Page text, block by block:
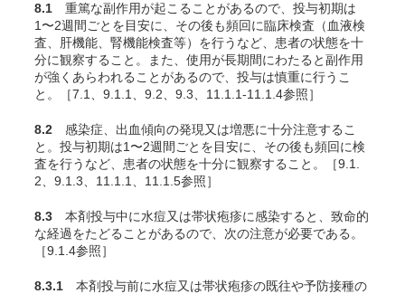
8.1 重篤な副作用が起こることがあるので、投与初期は
1〜2週間ごとを目安に、その後も頻回に臨床検査（血液検
査、肝機能、腎機能検査等）を行うなど、患者の状態を十
分に観察すること。また、使用が長期間にわたると副作用
が強くあらわれることがあるので、投与は慎重に行うこ
と。［7.1、9.1.1、9.2、9.3、11.1.1-11.1.4参照］
8.2 感染症、出血傾向の発現又は増悪に十分注意するこ
と。投与初期は1〜2週間ごとを目安に、その後も頻回に検
査を行うなど、患者の状態を十分に観察すること。［9.1.
2、9.1.3、11.1.1、11.1.5参照］
8.3 本剤投与中に水痘又は帯状疱疹に感染すると、致命的
な経過をたどることがあるので、次の注意が必要である。
［9.1.4参照］
8.3.1 本剤投与前に水痘又は帯状疱疹の既往や予防接種の